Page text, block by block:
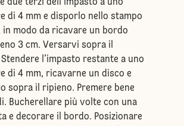
due terzi dell’impasto a uno
di 4 mm e disporlo nello stampo
in modo da ricavare un bordo
3 cm. Versarvi sopra il
l’impasto restante a uno
di 4 mm, ricavarne un disco e
sopra il ripieno. Premere bene
Bucherellare più volte con una
e decorare il bordo. Posizionare